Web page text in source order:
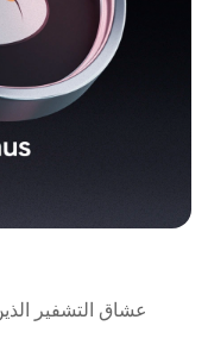
عشاق التشفير